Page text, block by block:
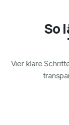
So
Vier klare